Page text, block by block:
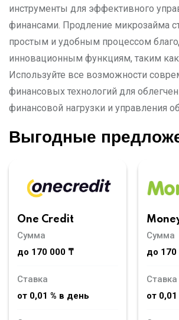
инструменты для эффективного
финансами. Продление микрозайма
простым и удобным процессом
инновационным функциям, таким как
Используйте все возможности
финансовых технологий для
финансовой нагрузки и управления
Выгодные
One Credit
Сумма
до 170 000 ₸
Ставка
от 0,01 % в день
Сумма
до 170
Ставка
от